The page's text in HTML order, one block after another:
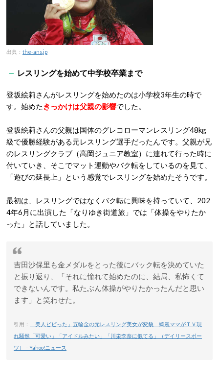
出典： the-ans.jp
レスリングを始めて中学校卒業まで
登坂絵莉さんがレスリングを始めたのは小学校3年生の時で
す。始めた きっかけは父親の影響でした。
登坂絵莉さんの父親は国体のグレコローマンレスリング48kg
級で優勝経験がある元レスリング選手だったんです。父親が兄
のレスリングクラブ（高岡ジュニア教室）に連れて行った時に
付いていき、そこでマット運動やバク転をしているのを見て、
「遊びの延長上」という感覚でレスリングを始めたそうです。
最初は、レスリングではなくバク転に興味を持っていて、202
4年6月に出演した「なりゆき街道旅」では「体操をやりたか
った」と話していました。
吉田沙保里も金メダルをとった後にバック転を決めていた
と振り返り、「それに憧れて始めたのに、結局、私怖くて
できないんです。私たぶん体操がやりたかったんだと思い
ます」と笑わせた。
引用：
「美人ビビった」五輪金の元レスリング美女が変貌 綺麗ママがＴＶ現
れ騒然「可愛い」「アイドルみたい」「川栄李奈に似てる」（デイリースポー
ツ） – Yahoo!ニュース